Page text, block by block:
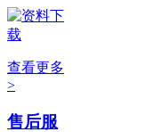
查看更多
>
售后服